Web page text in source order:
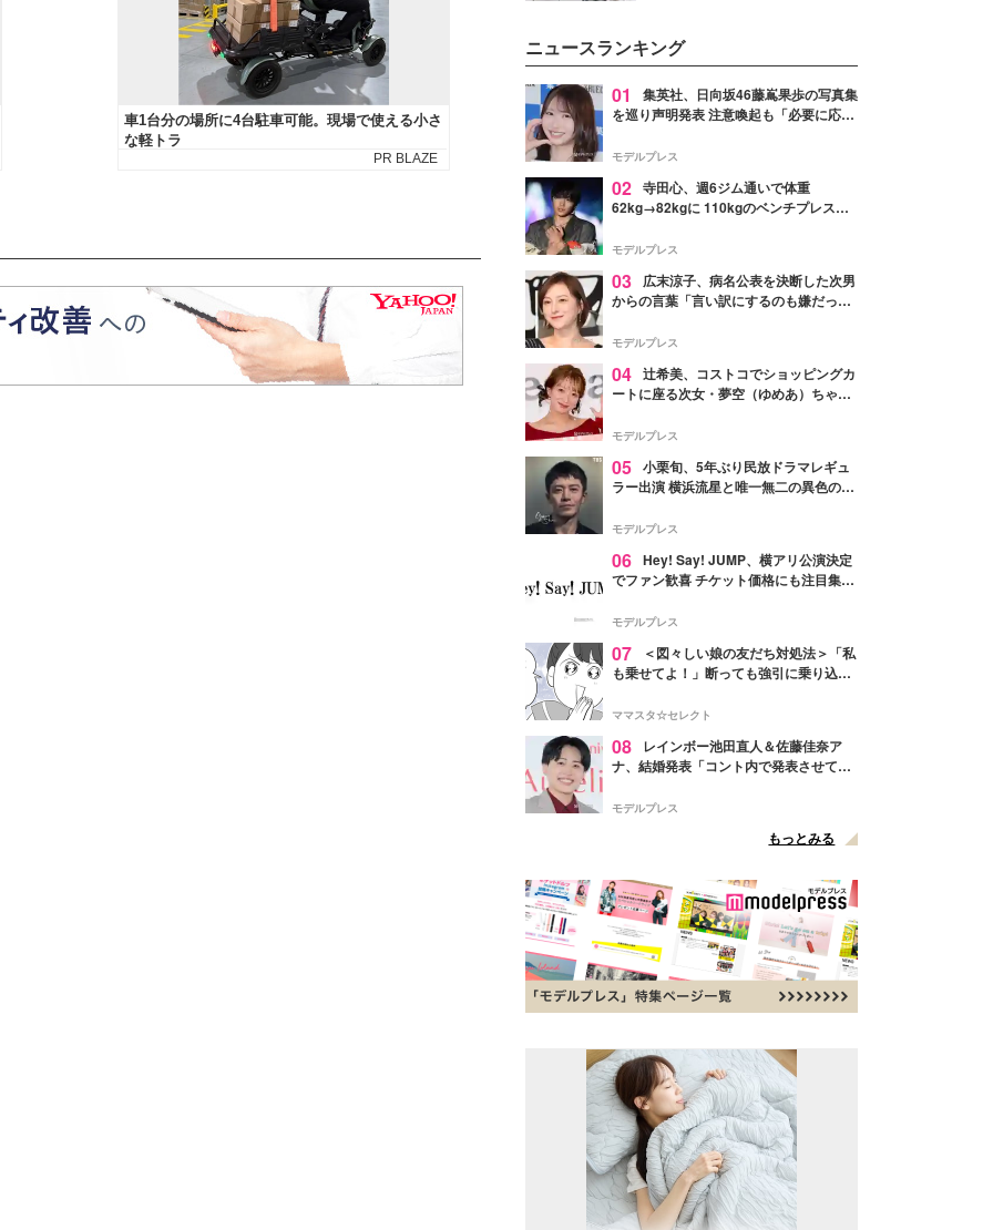
ター・茅野しのぶ。一人ひとりの
個性に寄り添い、魅力を引き出す
衣装作りは、多くの女性たちに勇
気と自信を与え続けている。
ニュースランキング
01
集英社、日向坂46藤嶌果歩の写真集
を巡り声明発表 注意喚起も「必要に応じ
モデルプレス
02 寺田心、週6ジム通いで体重
62kg→82kgに 110kgのベンチプレス持
「かっこいい」と反響
モデルプレス
03
広末涼子、病名公表を決断した次男
からの言葉「言い訳にするのも嫌だっ
モデルプレス
04 辻希美、コストコでショッピングカ
ートに座る次女・夢空（ゆめあ）ちゃん
ぎ」「成長を感じる」の声
モデルプレス
05 小栗旬、5年ぶり民放ドラマレギュ
ラー出演 横浜流星と唯一無二の異色のバ
モデルプレス
06 Hey! Say! JUMP、横アリ公演決定
でファン歓喜 チケット価格にも注目集ま
モデルプレス
07
＜図々しい娘の友だち対処法＞「私
も乗せてよ！」断っても強引に乗り込ん
ママスタ☆セレクト
08
レインボー池田直人＆佐藤佳奈ア
ナ、結婚発表「コント内で発表させてい
点変更のため
モデルプレス
もっとみる